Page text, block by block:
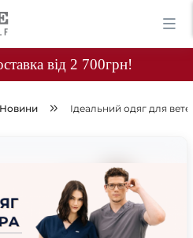
від 2 700грн!
Новини Ідеальний одяг для